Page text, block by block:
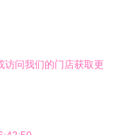
访问我们的门店获取更